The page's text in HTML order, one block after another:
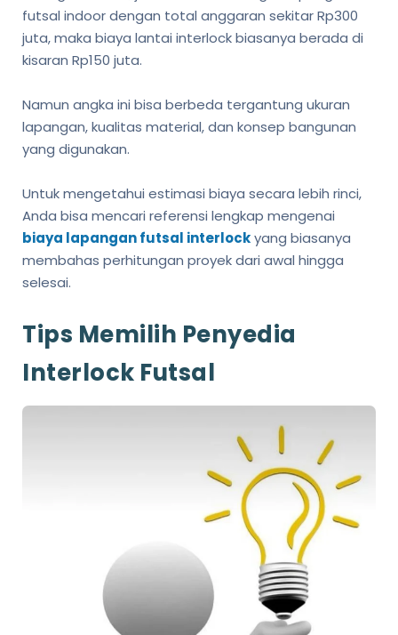
futsal indoor dengan total anggaran sekitar Rp300
juta, maka biaya lantai interlock biasanya berada di
kisaran Rp150 juta.
Namun angka ini bisa berbeda tergantung ukuran
lapangan, kualitas material, dan konsep bangunan
yang digunakan.
Untuk mengetahui estimasi biaya secara lebih rinci,
Anda bisa mencari referensi lengkap mengenai
biaya lapangan futsal interlockyang biasanya
membahas perhitungan proyek dari awal hingga
selesai.
Tips Memilih Penyedia
Interlock Futsal